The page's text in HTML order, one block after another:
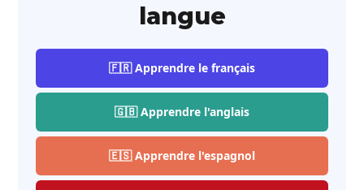
langue
🇫🇷 Apprendre le français
🇬🇧 Apprendre l'anglais
🇪🇸 Apprendre l'espagnol